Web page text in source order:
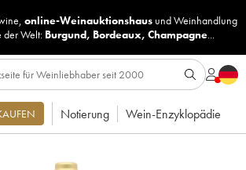
online-Weinauktionshaus undWeinhandlung
der Welt: Burgund, Bordeaux, Champagne...
Notierung Wein-Enzyklopädie